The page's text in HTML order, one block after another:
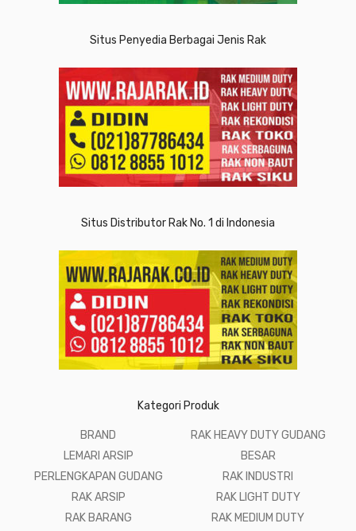
Situs Penyedia Berbagai Jenis Rak
Situs Distributor Rak No. 1 di Indonesia
Kategori Produk
BRAND
LEMARI ARSIP
PERLENGKAPAN GUDANG
RAK ARSIP
RAK BARANG
RAK HEAVY DUTY GUDANG
BESAR
RAK INDUSTRI
RAK LIGHT DUTY
RAK MEDIUM DUTY